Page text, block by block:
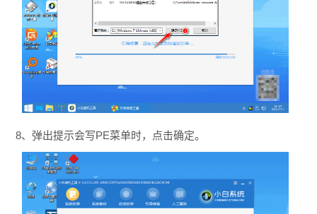
8、弹出提示会写PE菜单时，点击确定。